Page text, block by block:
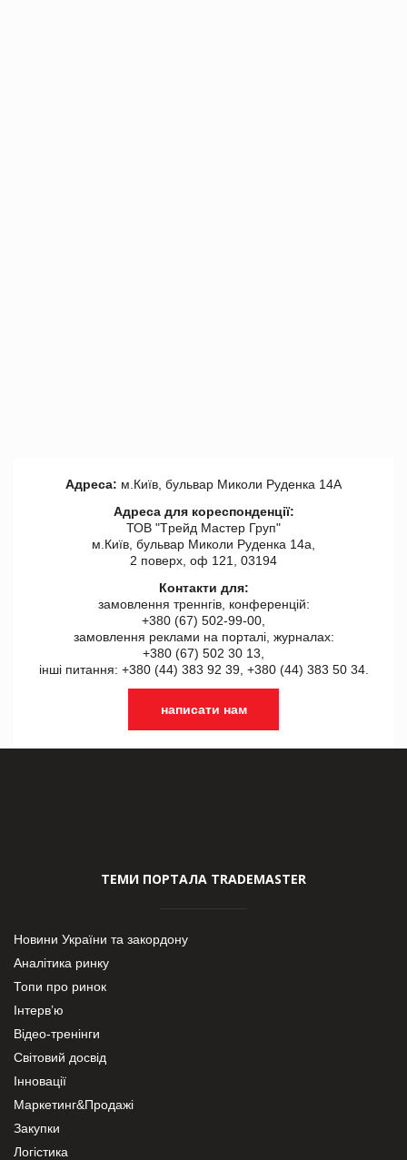
Адреса: м.Київ, бульвар Миколи Руденка 14А
Адреса для кореспонденції:
ТОВ "Tрейд Мастер Груп"
м.Київ, бульвар Миколи Руденка 14а,
2 поверх, оф 121, 03194
Контакти для:
замовлення треннгів, конференцій:
+380 (67) 502-99-00,
замовлення реклами на порталі, журналах:
+380 (67) 502 30 13,
інші питання: +380 (44) 383 92 39, +380 (44) 383 50 34.
написати нам
ТЕМИ ПОРТАЛА TRADEMASTER
Новини України та закордону
Аналітика ринку
Топи про ринок
Інтерв’ю
Відео-тренінги
Світовий досвід
Інновації
Маркетинг&Продажі
Закупки
Логістика